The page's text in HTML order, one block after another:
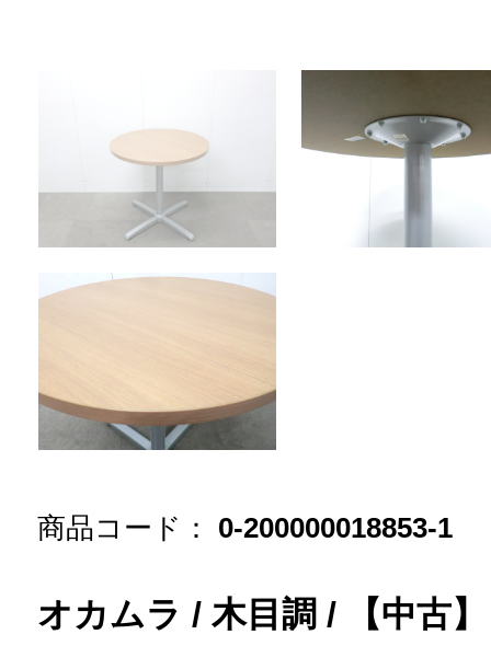
商品コード： 0-200000018853-1
オカムラ / 木目調 / 【中古